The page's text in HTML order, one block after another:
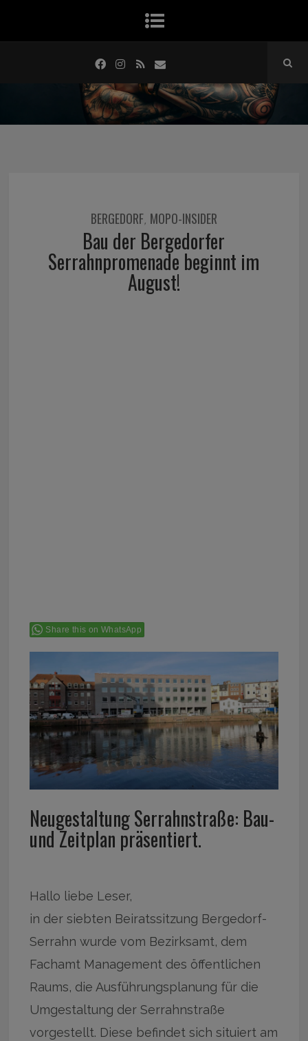
BERGEDORF, MOPO-INSIDER
Bau der Bergedorfer
Serrahnpromenade beginnt im
August!
Share this on WhatsApp
Neugestaltung Serrahnstraße: Bau-
und Zeitplan präsentiert.
Hallo liebe Leser,
in der siebten Beiratssitzung Bergedorf-
Serrahn wurde vom Bezirksamt, dem
Fachamt Management des öffentlichen
Raums, die Ausführungsplanung für die
Umgestaltung der Serrahnstraße
vorgestellt. Diese befindet sich situiert am